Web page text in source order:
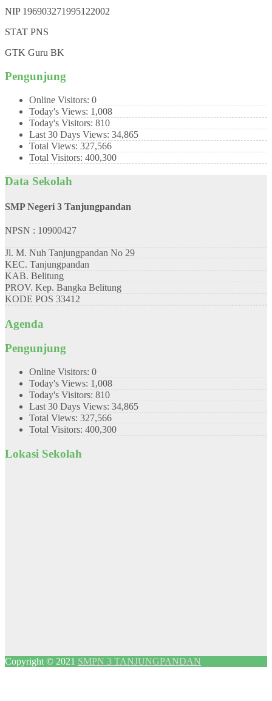
NIP 196903271995122002
STAT PNS
GTK Guru BK
Pengunjung
Online Visitors: 0
Today's Views: 1,008
Today's Visitors: 810
Last 30 Days Views: 34,865
Total Views: 327,566
Total Visitors: 400,300
Data Sekolah
SMP Negeri 3 Tanjungpandan
NPSN : 10900427
Jl. M. Nuh Tanjungpandan No 29
KEC. Tanjungpandan
KAB. Belitung
PROV. Kep. Bangka Belitung
KODE POS 33412
Agenda
Pengunjung
Online Visitors: 0
Today's Views: 1,008
Today's Visitors: 810
Last 30 Days Views: 34,865
Total Views: 327,566
Total Visitors: 400,300
Lokasi Sekolah
Copyright © 2021 SMPN 3 TANJUNGPANDAN